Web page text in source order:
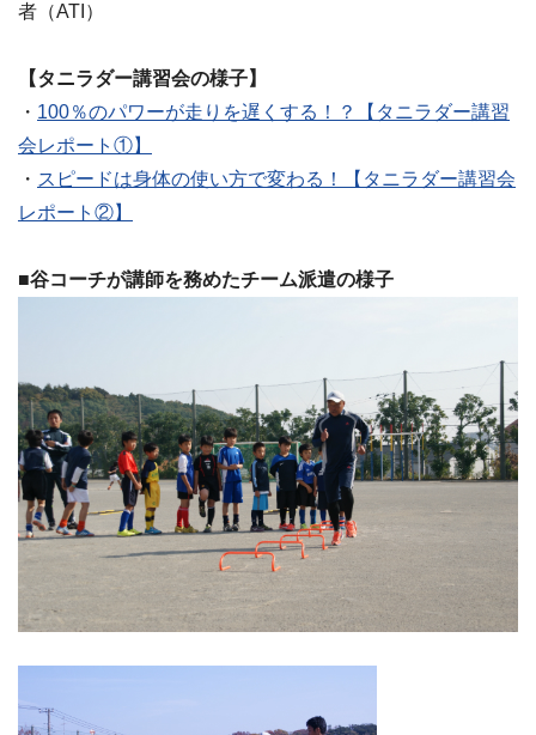
者（ATI）
【タニラダー講習会の様子】
・ 100％のパワーが走りを遅くする！？【タニラダー講習
会レポート①】
・ スピードは身体の使い方で変わる！【タニラダー講習会
レポート②】
■谷コーチが講師を務めたチーム派遣の様子